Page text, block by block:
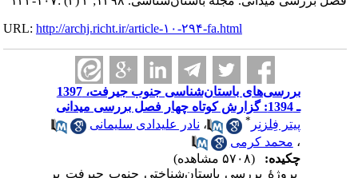
URL:http://archj.richt.ir/article-۱۰-۲۹۴-fa.html
بررسی‌های باستان‌شناسی جنوب جیرفت، 1397
ـ 1394: گزارش کوتاه چهار فصل بررسی میدانی
پیتر فِلزنِر
،نادر علیدادی سلیمانی
محمد کرمی
چکیده:
پروژۀ بررسی باستان‌شناختی جنوب جیرفت بر